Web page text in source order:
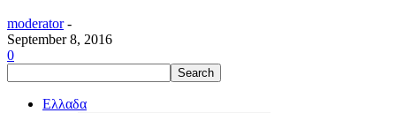
moderator -
September 8, 2016
0
Ελλαδα